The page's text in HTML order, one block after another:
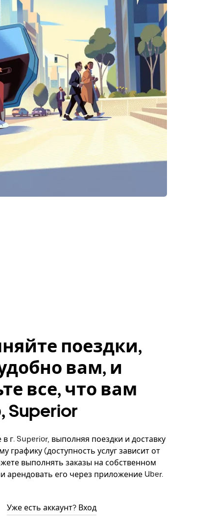
поездки,
вам, и
все, что вам
Superior
г. Superior, выполняя поездки и доставку
графику (доступность услуг зависит от
выполнять заказы на собственном
арендовать его через приложение Uber.
Уже есть аккаунт? Вход